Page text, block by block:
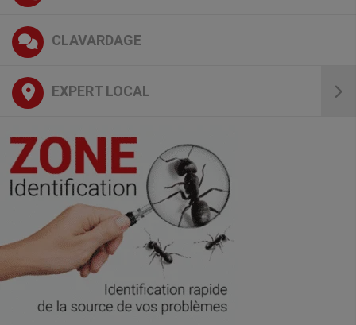
CLAVARDAGE
EXPERT LOCAL